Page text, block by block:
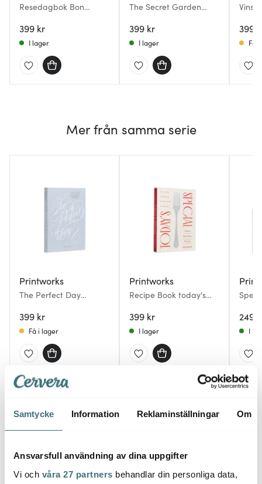
Samtycke Information Reklaminställningar Om
Ansvarsfull användning av dina uppgifter
Vi och våra 27 partners behandlar din personliga data,
Resedagbok Bon
399 kr
I lager
The Secret Garden
399 kr
I lager
399
Få
Mer från samma serie
Printworks
The Perfect Day
399 kr
Få i lager
Printworks
Recipe Book today's
399 kr
I lager
Spel
249
I
Du kanske också gillar